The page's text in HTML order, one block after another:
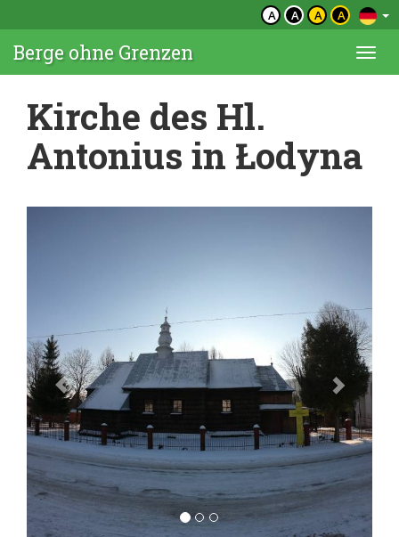
A A A A
Berge ohne Grenzen
Kirche des Hl.
Antonius in Łodyna